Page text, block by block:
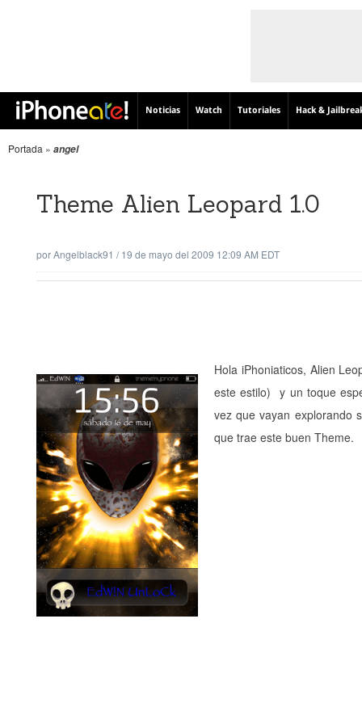
Noticias Watch Tutoriales Hack &
Portada » angel
Theme Alien Leopard 1.0
porAngelblack91 /19 de mayo del 2009 12:09 AM EDT
Hola iPhoniaticos, Alien
este estilo) y un toque
vez que vayan explorando
que trae este buen Theme.